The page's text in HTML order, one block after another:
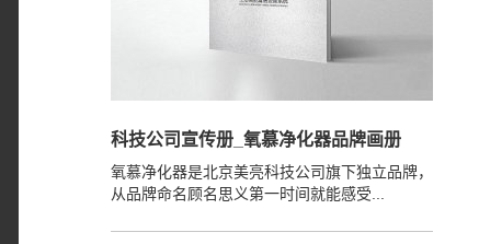
科技公司宣传册_氧慕净化器品牌画册
氧慕净化器是北京美亮科技公司旗下独立品牌，
从品牌命名顾名思义第一时间就能感受...